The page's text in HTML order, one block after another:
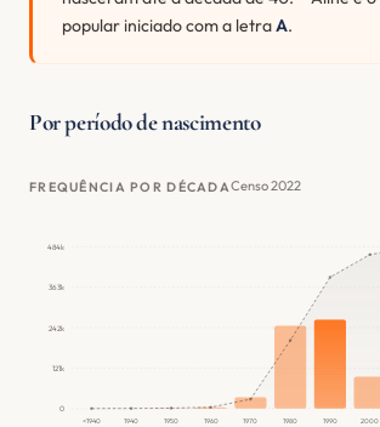
popular iniciado com a letraA.
Por período de nascimento
FREQUÊNCIA POR DÉCADACenso 2022
0
121k
242k
363k
484k
<1940 1940 1950 1960 1970 1980 1990 2000